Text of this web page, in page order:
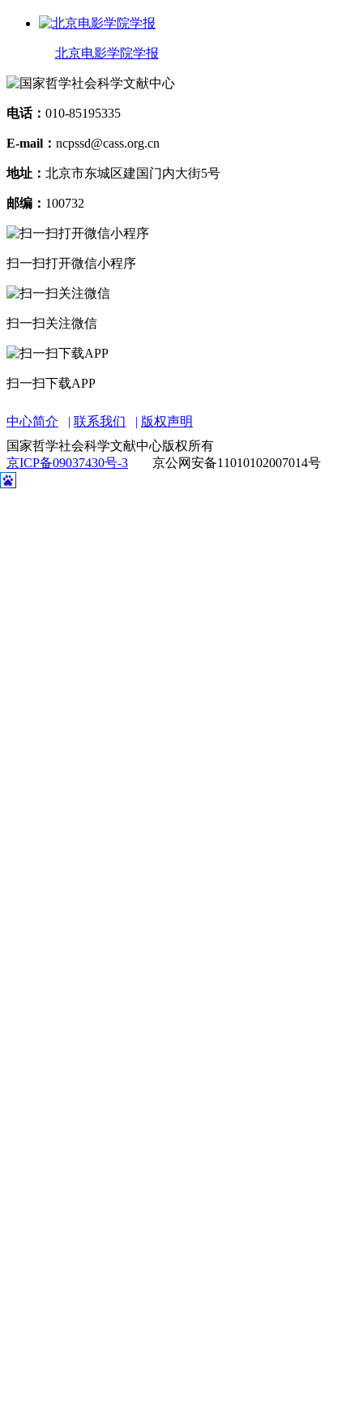
北京电影学院学报
电话： 010-85195335
E-mail： ncpssd@cass.org.cn
地址： 北京市东城区建国门内大街5号
邮编： 100732
扫一扫打开微信小程序
扫一扫关注微信
扫一扫下载APP
中心简介 联系我们
版权声明
国家哲学社会科学文献中心版权所有
京ICP备09037430号-3
京公网安备11010102007014号